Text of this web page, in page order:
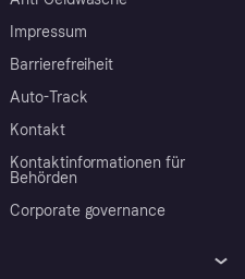
Impressum
Barrierefreiheit
Auto-Track
Kontakt
Kontaktinformationen für
Behörden
Corporate governance